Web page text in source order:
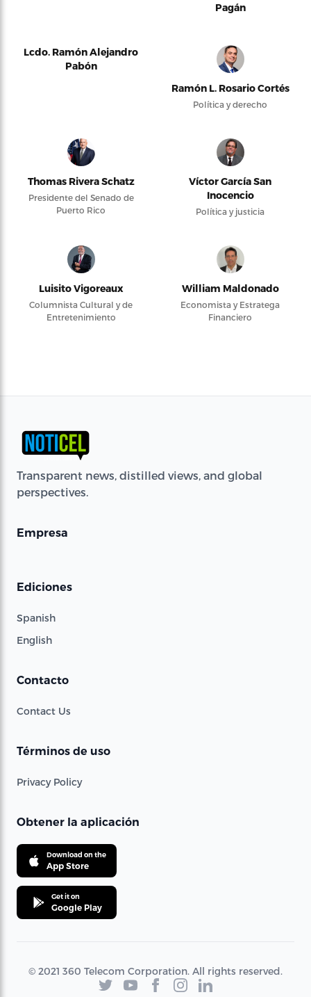
Pagán
Lcdo. Ramón Alejandro
Pabón
Ramón L. Rosario Cortés
Política y derecho
Thomas Rivera Schatz
Presidente del Senado de
Puerto Rico
Víctor García San
Inocencio
Política y justicia
Luisito Vigoreaux
Columnista Cultural y de
Entretenimiento
William Maldonado
Economista y Estratega
Financiero
Transparent news, distilled views, and global
perspectives.
Empresa
Ediciones
Spanish
English
Contacto
Contact Us
Términos de uso
Privacy Policy
Obtener la aplicación
Download on the
App Store
Get it on
Google Play
© 2021 360 Telecom Corporation. All rights reserved.